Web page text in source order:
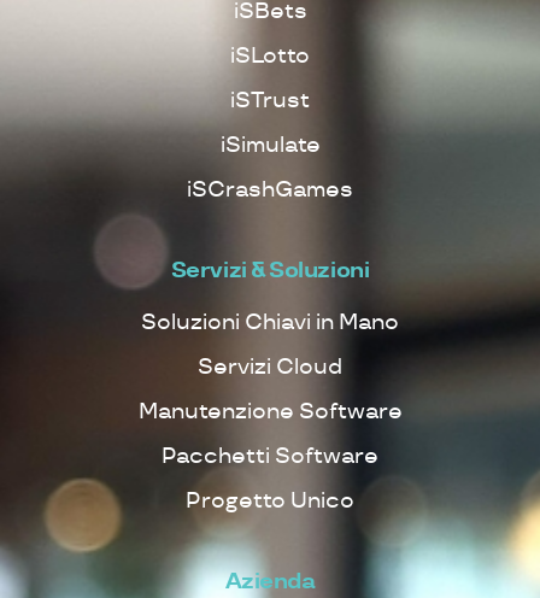
iSBets
iSLotto
iSTrust
iSimulate
iSCrashGames
Servizi & Soluzioni
Soluzioni Chiavi in Mano
Servizi Cloud
Manutenzione Software
Pacchetti Software
Progetto Unico
Azienda